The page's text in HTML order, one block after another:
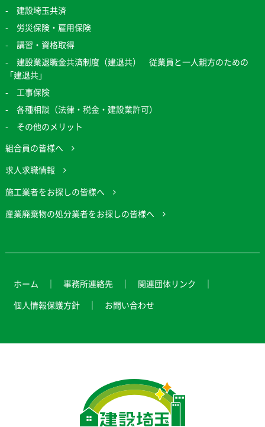
建設埼玉共済
労災保険・雇用保険
講習・資格取得
建設業退職金共済制度（建退共） 従業員と一人親方のための
「建退共」
工事保険
各種相談（法律・税金・建設業許可）
その他のメリット
組合員の皆様へ
求人求職情報
施工業者をお探しの皆様へ
産業廃棄物の処分業者をお探しの皆様へ
ホーム 事務所連絡先
関連団体リンク
個人情報保護方針
お問い合わせ